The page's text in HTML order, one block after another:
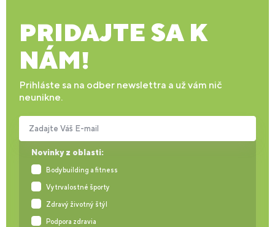
PRIDAJTE SA K
NÁM!
Prihláste sa na odber newslettra a už vám nič
neunikne.
Novinky z oblasti:
Bodybuilding a fitness
Vytrvalostné športy
Zdravý životný štýl
Podpora zdravia
Zadajte Váš E-mail